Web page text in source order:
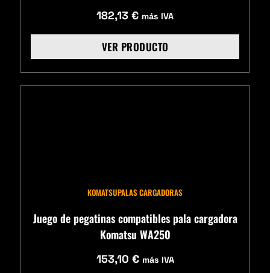
182,13 € más IVA
VER PRODUCTO
KOMATSUPALAS CARGADORAS
Juego de pegatinas compatibles pala cargadora
Komatsu WA250
153,10 € más IVA